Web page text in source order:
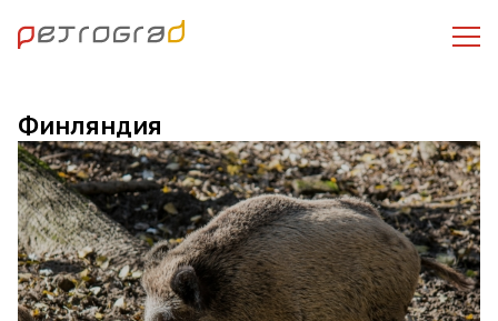
Финляндия